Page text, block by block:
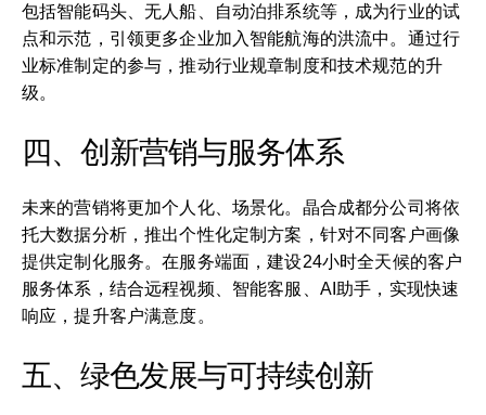
包括智能码头、无人船、自动泊排系统等，成为行业的试
点和示范，引领更多企业加入智能航海的洪流中。通过行
业标准制定的参与，推动行业规章制度和技术规范的升
级。
四、创新营销与服务体系
未来的营销将更加个人化、场景化。晶合成都分公司将依
托大数据分析，推出个性化定制方案，针对不同客户画像
提供定制化服务。在服务端面，建设24小时全天候的客户
服务体系，结合远程视频、智能客服、AI助手，实现快速
响应，提升客户满意度。
五、绿色发展与可持续创新